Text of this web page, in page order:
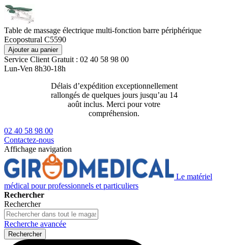
Table de massage électrique multi-fonction barre périphérique
Ecopostural C5590
Ajouter au panier
Service Client Gratuit : 02 40 58 98 00
Lun-Ven 8h30-18h
Délais d’expédition exceptionnellement
rallongés de quelques jours jusqu’au 14
août inclus. Merci pour votre
compréhension.
02 40 58 98 00
Contactez-nous
Affichage navigation
Le matériel
médical pour professionnels et particuliers
Rechercher
Rechercher
Recherche avancée
Rechercher